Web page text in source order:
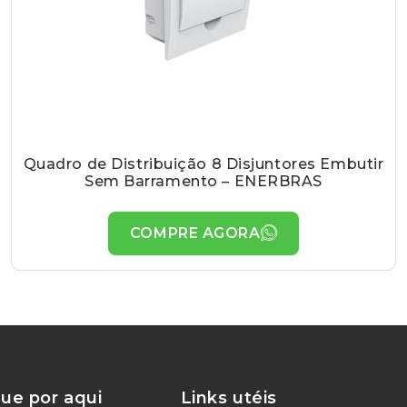
Quadro de Distribuição 8 Disjuntores Embutir
Sem Barramento – ENERBRAS
COMPRE AGORA
por aqui Links utéis